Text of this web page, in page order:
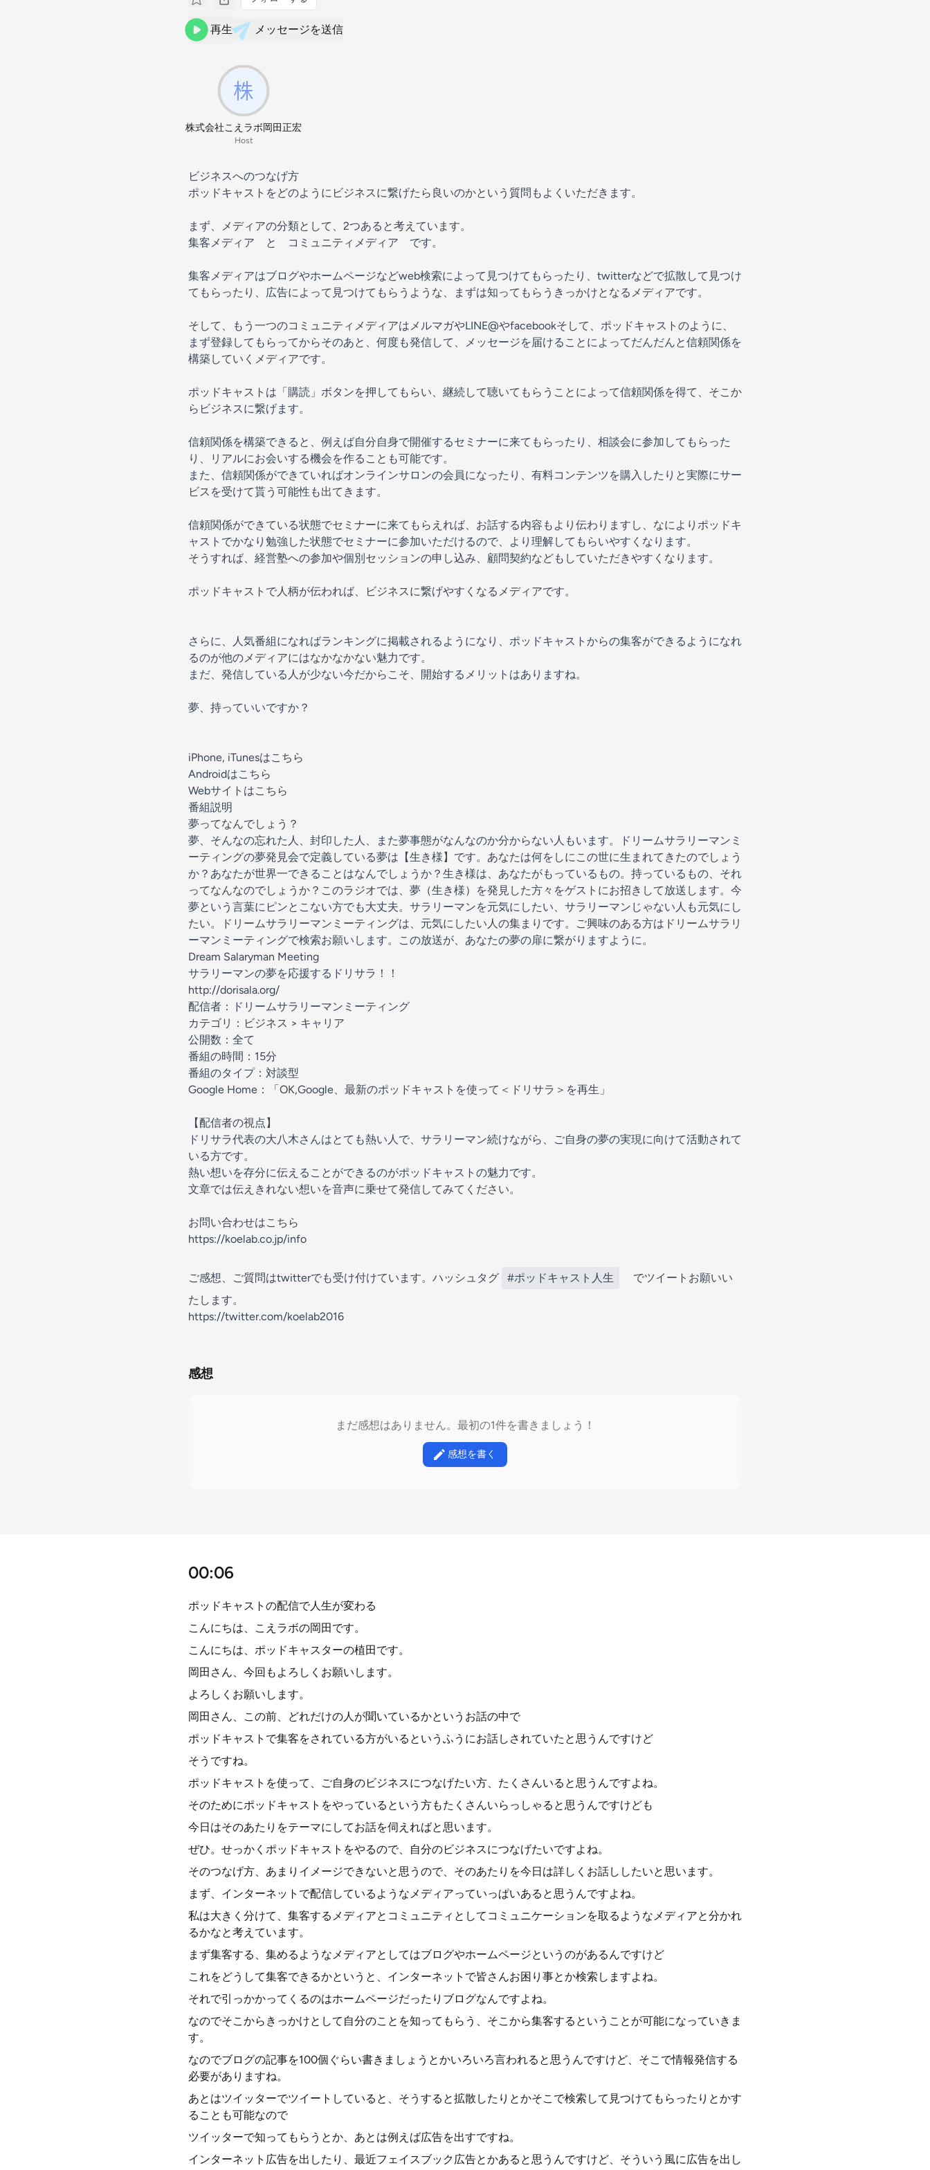
再生 メッセージを送信
株式会社こえラボ岡田正宏
Host
ビジネスへのつなげ方
ポッドキャストをどのようにビジネスに繋げたら良いのかという質問もよくいただきます。
まず、メディアの分類として、2つあると考えています。
集客メディア と コミュニティメディア です。
集客メディアはブログやホームページなどweb検索によって見つけてもらったり、twitterなどで拡散して見つけ
てもらったり、広告によって見つけてもらうような、まずは知ってもらうきっかけとなるメディアです。
そして、もう一つのコミュニティメディアはメルマガやLINE@やfacebookそして、ポッドキャストのように、
まず登録してもらってからそのあと、何度も発信して、メッセージを届けることによってだんだんと信頼関係を
構築していくメディアです。
ポッドキャストは「購読」ボタンを押してもらい、継続して聴いてもらうことによって信頼関係を得て、そこか
らビジネスに繋げます。
信頼関係を構築できると、例えば自分自身で開催するセミナーに来てもらったり、相談会に参加してもらった
り、リアルにお会いする機会を作ることも可能です。
また、信頼関係ができていればオンラインサロンの会員になったり、有料コンテンツを購入したりと実際にサー
ビスを受けて貰う可能性も出てきます。
信頼関係ができている状態でセミナーに来てもらえれば、お話する内容もより伝わりますし、なによりポッドキ
ャストでかなり勉強した状態でセミナーに参加いただけるので、より理解してもらいやすくなります。
そうすれば、経営塾への参加や個別セッションの申し込み、顧問契約などもしていただきやすくなります。
ポッドキャストで人柄が伝われば、ビジネスに繋げやすくなるメディアです。
さらに、人気番組になればランキングに掲載されるようになり、ポッドキャストからの集客ができるようになれ
るのが他のメディアにはなかなかない魅力です。
まだ、発信している人が少ない今だからこそ、開始するメリットはありますね。
夢、持っていいですか？
iPhone, iTunesはこちら
Androidはこちら
Webサイトはこちら
番組説明
夢ってなんでしょう？
夢、そんなの忘れた人、封印した人、また夢事態がなんなのか分からない人もいます。ドリームサラリーマンミ
ーティングの夢発見会で定義している夢は【生き様】です。あなたは何をしにこの世に生まれてきたのでしょう
か？あなたが世界一できることはなんでしょうか？生き様は、あなたがもっているもの。持っているもの、それ
ってなんなのでしょうか？このラジオでは、夢（生き様）を発見した方々をゲストにお招きして放送します。今
夢という言葉にピンとこない方でも大丈夫。サラリーマンを元気にしたい、サラリーマンじゃない人も元気にし
たい。ドリームサラリーマンミーティングは、元気にしたい人の集まりです。ご興味のある方はドリームサラリ
ーマンミーティングで検索お願いします。この放送が、あなたの夢の扉に繋がりますように。
Dream Salaryman Meeting
サラリーマンの夢を応援するドリサラ！！
http://dorisala.org/
配信者：ドリームサラリーマンミーティング
カテゴリ：ビジネス > キャリア
公開数：全て
番組の時間：15分
番組のタイプ：対談型
Google Home：「OK,Google、最新のポッドキャストを使って＜ドリサラ＞を再生」
【配信者の視点】
ドリサラ代表の大八木さんはとても熱い人で、サラリーマン続けながら、ご自身の夢の実現に向けて活動されて
いる方です。
熱い想いを存分に伝えることができるのがポッドキャストの魅力です。
文章では伝えきれない想いを音声に乗せて発信してみてください。
お問い合わせはこちら
https://koelab.co.jp/info
ご感想、ご質問はtwitterでも受け付けています。ハッシュタグ #ポッドキャスト人生
でツイートお願いい
たします。
https://twitter.com/koelab2016
感想
まだ感想はありません。最初の1件を書きましょう！
感想を書く
00:06
ポッドキャストの配信で人生が変わる
こんにちは、こえラボの岡田です。
こんにちは、ポッドキャスターの植田です。
岡田さん、今回もよろしくお願いします。
よろしくお願いします。
岡田さん、この前、どれだけの人が聞いているかというお話の中で
ポッドキャストで集客をされている方がいるというふうにお話しされていたと思うんですけど
そうですね。
ポッドキャストを使って、ご自身のビジネスにつなげたい方、たくさんいると思うんですよね。
そのためにポッドキャストをやっているという方もたくさんいらっしゃると思うんですけども
今日はそのあたりをテーマにしてお話を伺えればと思います。
ぜひ。せっかくポッドキャストをやるので、自分のビジネスにつなげたいですよね。
そのつなげ方、あまりイメージできないと思うので、そのあたりを今日は詳しくお話ししたいと思います。
まず、インターネットで配信しているようなメディアっていっぱいあると思うんですよね。
私は大きく分けて、集客するメディアとコミュニティとしてコミュニケーションを取るようなメディアと分かれ
るかなと考えています。
まず集客する、集めるようなメディアとしてはブログやホームページというのがあるんですけど
これをどうして集客できるかというと、インターネットで皆さんお困り事とか検索しますよね。
それで引っかかってくるのはホームページだったりブログなんですよね。
なのでそこからきっかけとして自分のことを知ってもらう、そこから集客するということが可能になっていきま
す。
なのでブログの記事を100個ぐらい書きましょうとかいろいろ言われると思うんですけど、そこで情報発信する
必要がありますね。
あとはツイッターでツイートしていると、そうすると拡散したりとかそこで検索して見つけてもらったりとかす
ることも可能なので
ツイッターで知ってもらうとか、あとは例えば広告を出すですね。
インターネット広告を出したり、最近フェイスブック広告とかあると思うんですけど、そういう風に広告を出し